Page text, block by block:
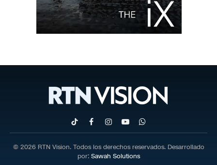
TikTokFacebookInstagram
YouTubeWhatsApp
© 2026 RTN Vision. Todos los derechos reservados. Desarrollado
por: Sawah Solutions